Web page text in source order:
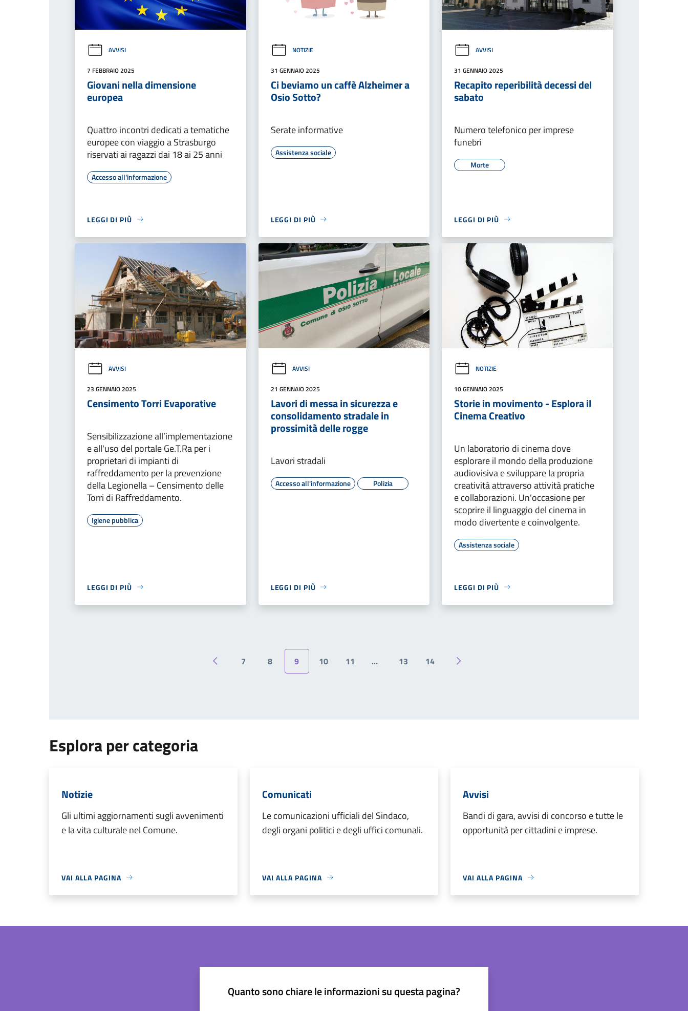
AVVISI
7 FEBBRAIO 2025
Giovani nella dimensione
europea
Quattro incontri dedicati a tematiche
europee con viaggio a Strasburgo
riservati ai ragazzi dai 18 ai 25 anni
Accesso all'informazione
LEGGI DI PIÙ
NOTIZIE
31 GENNAIO 2025
Ci beviamo un caffè Alzheimer a
Osio Sotto?
Serate informative
Assistenza sociale
LEGGI DI PIÙ
AVVISI
31 GENNAIO 2025
Recapito reperibilità decessi del
sabato
Numero telefonico per imprese
funebri
Morte
LEGGI DI PIÙ
AVVISI
23 GENNAIO 2025
Censimento Torri Evaporative
Sensibilizzazione all’implementazione
e all'uso del portale Ge.T.Ra per i
proprietari di impianti di
raffreddamento per la prevenzione
della Legionella – Censimento delle
Torri di Raffreddamento.
Igiene pubblica
LEGGI DI PIÙ
AVVISI
21 GENNAIO 2025
Lavori di messa in sicurezza e
consolidamento stradale in
prossimità delle rogge
Lavori stradali
Accesso all'informazione Polizia
LEGGI DI PIÙ
NOTIZIE
10 GENNAIO 2025
Storie in movimento - Esplora il
Cinema Creativo
Un laboratorio di cinema dove
esplorare il mondo della produzione
audiovisiva e sviluppare la propria
creatività attraverso attività pratiche
e collaborazioni. Un'occasione per
scoprire il linguaggio del cinema in
modo divertente e coinvolgente.
Assistenza sociale
LEGGI DI PIÙ
Pagina precedente
7 8 9 10 11 ... 13 14
Pagina successiva
Esplora per categoria
Notizie
Gli ultimi aggiornamenti sugli avvenimenti
e la vita culturale nel Comune.
VAI ALLA PAGINA
Comunicati
Le comunicazioni ufficiali del Sindaco,
degli organi politici e degli uffici comunali.
VAI ALLA PAGINA
Avvisi
Bandi di gara, avvisi di concorso e tutte le
opportunità per cittadini e imprese.
VAI ALLA PAGINA
Quanto sono chiare le informazioni su questa pagina?